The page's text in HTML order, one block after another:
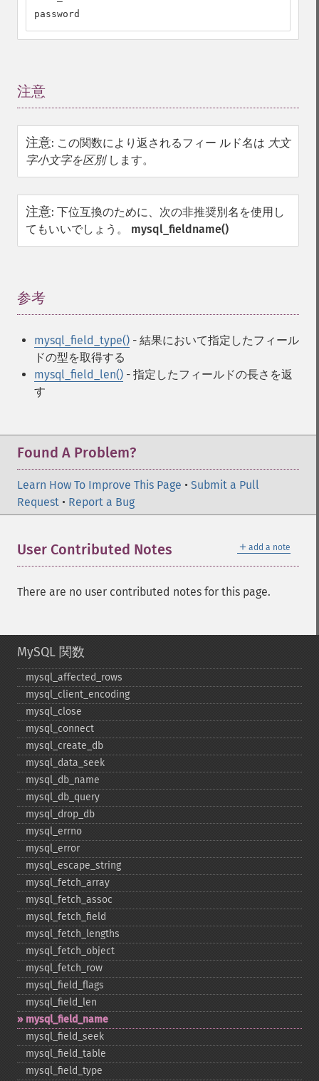
password
注意
注意: この関数により返されるフィー ルド名は 大文
字小文字を区別します。
注意: 下位互換のために、次の非推奨別名を使用し
てもいいでしょう。 mysql_fieldname()
参考
mysql_field_type() - 結果において指定したフィール
ドの型を取得する
mysql_field_len() - 指定したフィールドの長さを返
す
Found A Problem?
Learn How To Improve This Page • Submit a Pull
Request • Report a Bug
＋ add a note
User Contributed Notes
There are no user contributed notes for this page.
MySQL 関数
mysql_​affected_​rows
mysql_​client_​encoding
mysql_​close
mysql_​connect
mysql_​create_​db
mysql_​data_​seek
mysql_​db_​name
mysql_​db_​query
mysql_​drop_​db
mysql_​errno
mysql_​error
mysql_​escape_​string
mysql_​fetch_​array
mysql_​fetch_​assoc
mysql_​fetch_​field
mysql_​fetch_​lengths
mysql_​fetch_​object
mysql_​fetch_​row
mysql_​field_​flags
mysql_​field_​len
mysql_​field_​name
mysql_​field_​seek
mysql_​field_​table
mysql_​field_​type